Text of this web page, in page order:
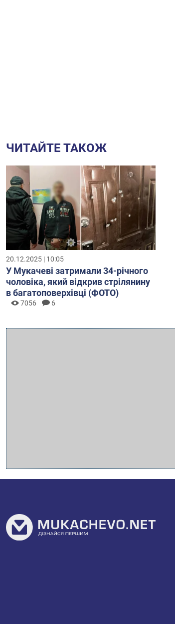
ЧИТАЙТЕ ТАКОЖ
20.12.2025 | 10:05
У Мукачеві затримали 34-річного
чоловіка, який відкрив стрілянину
в багатоповерхівці (ФОТО)
7056 6